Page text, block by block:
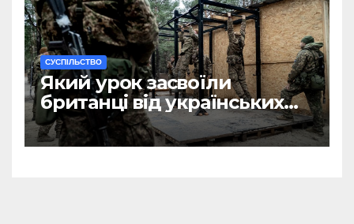
CУСПІЛЬСТВО
Який урок засвоїли
британці від українських
військових?